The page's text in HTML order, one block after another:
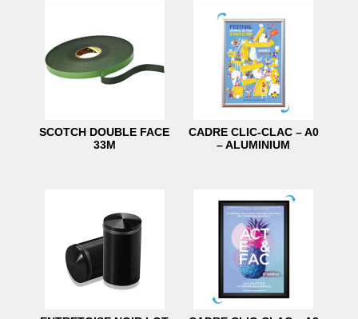
SCOTCH DOUBLE FACE
33M
CADRE CLIC-CLAC – A0
– ALUMINIUM